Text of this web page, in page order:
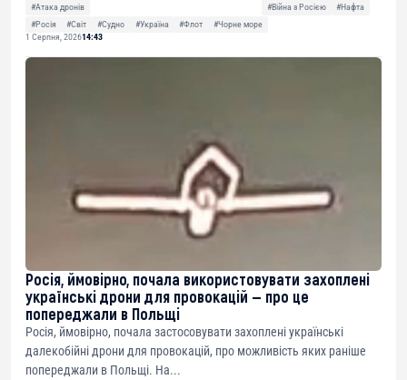
#Атака дронів #Війна з Росією
#Нафта
#Росія
#Світ #Судно #Україна #Флот
#Чорне море
1 Серпня, 202614:43
Росія, ймовірно, почала використовувати захоплені
українські дрони для провокацій — про це
попереджали в Польщі
Росія, ймовірно, почала застосовувати захоплені українські
далекобійні дрони для провокацій, про можливість яких раніше
попереджали в Польщі. На...